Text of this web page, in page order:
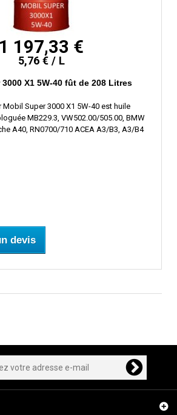
1 197,33 €
5,76 € / L
X1 5W-40 fût de 208 Litres
Mobil Super 3000 X1 5W-40 est huile
MB229.3, VW502.00/505.00, BMW
A40, RN0700/710 ACEA A3/B3, A3/B4
devis